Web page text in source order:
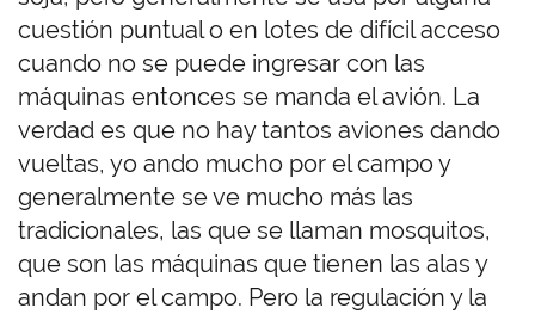
cuestión puntual o en lotes de difícil acceso
cuando no se puede ingresar con las
máquinas entonces se manda el avión. La
verdad es que no hay tantos aviones dando
vueltas, yo ando mucho por el campo y
generalmente se ve mucho más las
tradicionales, las que se llaman mosquitos,
que son las máquinas que tienen las alas y
andan por el campo. Pero la regulación y la